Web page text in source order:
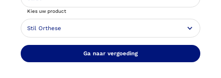
Kies uw product
Ga naar vergoeding